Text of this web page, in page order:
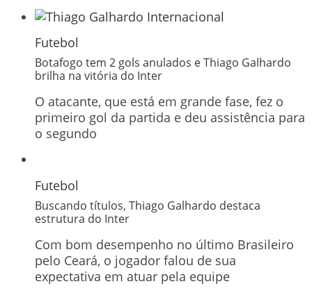
Futebol
Botafogo tem 2 gols anulados e Thiago Galhardo
brilha na vitória do Inter
O atacante, que está em grande fase, fez o
primeiro gol da partida e deu assistência para
o segundo
Futebol
Buscando títulos, Thiago Galhardo destaca
estrutura do Inter
Com bom desempenho no último Brasileiro
pelo Ceará, o jogador falou de sua
expectativa em atuar pela equipe